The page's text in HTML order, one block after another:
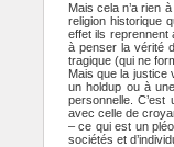
Mais cela n’a rien
religion historique
effet ils reprennent
à penser la vérité
tragique (qui ne
Mais que la justice
un holdup ou à
personnelle.
avec celle de
– ce qui est un
sociétés et